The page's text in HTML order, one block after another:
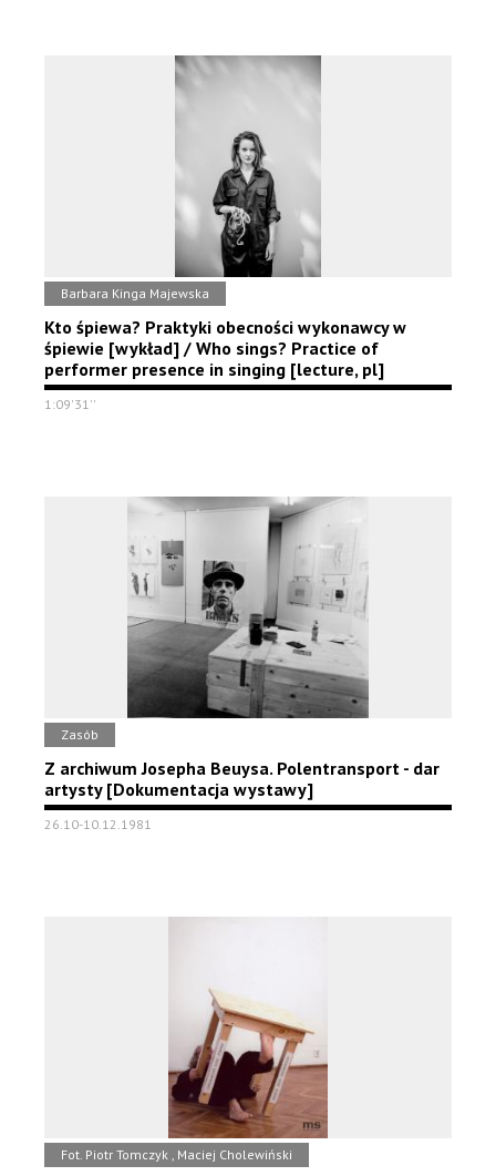
Barbara Kinga Majewska
Kto śpiewa? Praktyki obecności wykonawcy w
śpiewie [wykład] / Who sings? Practice of
performer presence in singing [lecture, pl]
1:09'31''
Zasób
Z archiwum Josepha Beuysa. Polentransport - dar
artysty [Dokumentacja wystawy]
26.10-10.12.1981
Fot. Piotr Tomczyk , Maciej Cholewiński